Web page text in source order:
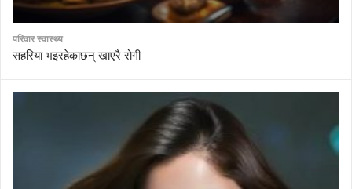
परिवार स्वास्थ्य
सहरिया भइरहेकाछन् खाएरै रोगी